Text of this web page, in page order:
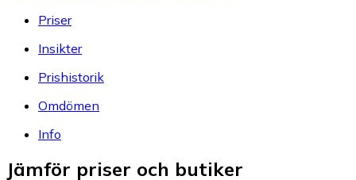
Priser
Insikter
Prishistorik
Omdömen
Info
Jämför priser och butiker